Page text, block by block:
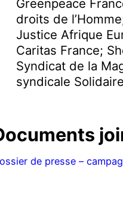
Greenpeace
droits de
Justice Afrique
Caritas France;
Syndicat de la
syndicale
de presse –